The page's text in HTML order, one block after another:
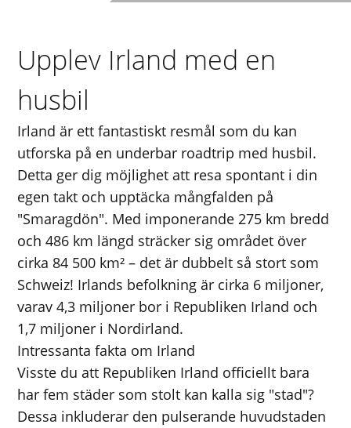
Upplev Irland med en
husbil
Irland är ett fantastiskt resmål som du kan
utforska på en underbar roadtrip med husbil.
Detta ger dig möjlighet att resa spontant i din
egen takt och upptäcka mångfalden på
"Smaragdön". Med imponerande 275 km bredd
och 486 km längd sträcker sig området över
cirka 84 500 km² – det är dubbelt så stort som
Schweiz! Irlands befolkning är cirka 6 miljoner,
varav 4,3 miljoner bor i Republiken Irland och
1,7 miljoner i Nordirland.
Intressanta fakta om Irland
Visste du att Republiken Irland officiellt bara
har fem städer som stolt kan kalla sig "stad"?
Dessa inkluderar den pulserande huvudstaden